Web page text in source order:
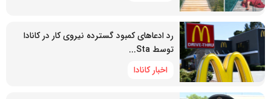
رد ادعاهای کمبود گسترده نیروی کار در کانادا
توسط Sta...
اخبار کانادا